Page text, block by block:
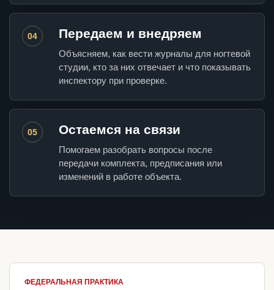
04 Передаем и внедряем
Объясняем, как вести журналы для ногтевой
студии, кто за них отвечает и что показывать
инспектору при проверке.
05 Остаемся на связи
Помогаем разобрать вопросы после
передачи комплекта, предписания или
изменений в работе объекта.
ФЕДЕРАЛЬНАЯ ПРАКТИКА